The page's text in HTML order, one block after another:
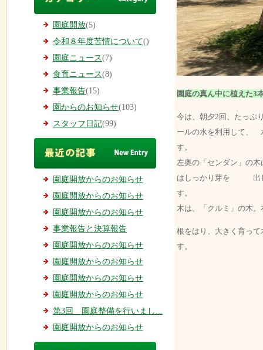
園庭開放(5)
令和８年度苦情について()
園庭ニュース(7)
食育ニュース(8)
事業報告(15)
園からのお知らせ(103)
スタッフ日記(99)
園庭開放からのお知らせ
園庭開放からのお知らせ
園庭開放からのお知らせ
事業報告と決算報告
園庭開放からのお知らせ
園庭開放からのお知らせ
園庭開放からのお知らせ
園庭開放からのお知らせ
第3回 園庭整備を行いまし...
園庭開放からのお知らせ
園庭の真ん中に植えた3
今は、朝夕2回、たっぷ
ールの水を利用して、
左奥の「センダン」の
はしっかり芽を 出し
す
木は、「クルミ」の木
根をはり、大きく育っ
す。